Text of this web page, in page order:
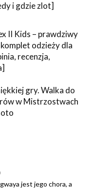
i gdzie zlot]
II Kids – prawdziwy
odzieży dla
recenzja,
gry. Walka do
w Mistrzostwach
jest jego chora, a